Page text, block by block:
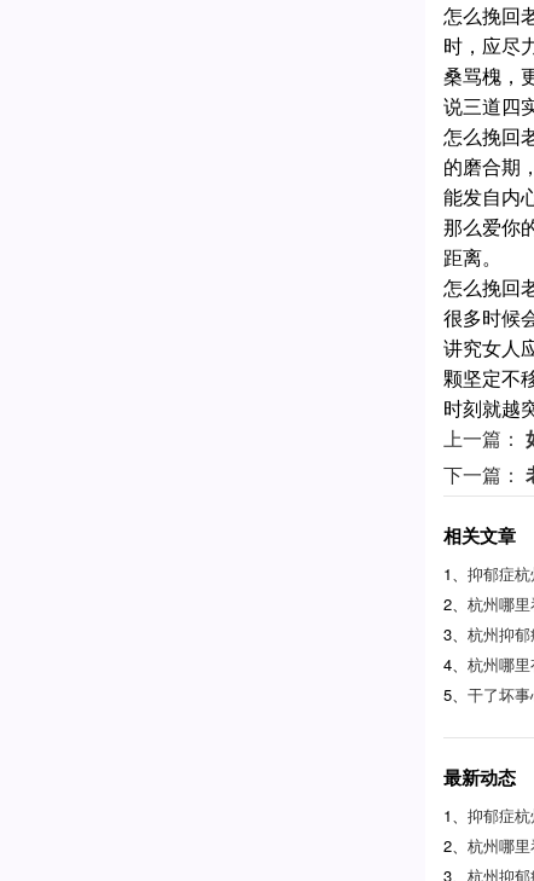
怎么挽回
时，应尽
桑骂槐，
说三道四
怎么挽回
的磨合期
能发自内
那么爱你
距离。
怎么挽回
很多时候
讲究女人
颗坚定不
时刻就越
上一篇：
下一篇：
相关文章
1、 抑郁症杭
2、 杭州哪里
3、 杭州抑郁
4、 杭州哪
5、 干了坏
最新动态
1、 抑郁症杭
2、 杭州哪里
3、 杭州抑郁